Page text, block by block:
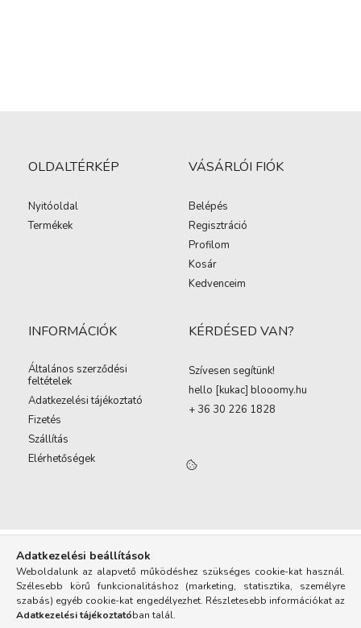
OLDALTÉRKÉP
Nyitóoldal
Termékek
VÁSÁRLÓI FIÓK
Belépés
Regisztráció
Profilom
Kosár
Kedvenceim
INFORMÁCIÓK
Általános szerződési
feltételek
Adatkezelési tájékoztató
Fizetés
Szállítás
Elérhetőségek
KÉRDÉSED VAN?
Szívesen segítünk!
hello [kukac] blooomy.hu
+ 36 30 226 1828
Adatkezelési beállítások
Weboldalunk az alapvető működéshez szükséges cookie-kat használ.
Szélesebb körű funkcionalitáshoz (marketing, statisztika, személyre
szabás) egyéb cookie-kat engedélyezhet. Részletesebb információkat az
Adatkezelési tájékoztatóban talál.